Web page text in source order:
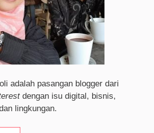
adalah pasangan blogger dari
dengan isu digital, bisnis,
lingkungan.